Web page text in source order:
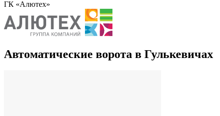
ГК «Алютех»
Автоматические ворота в Гулькевичах